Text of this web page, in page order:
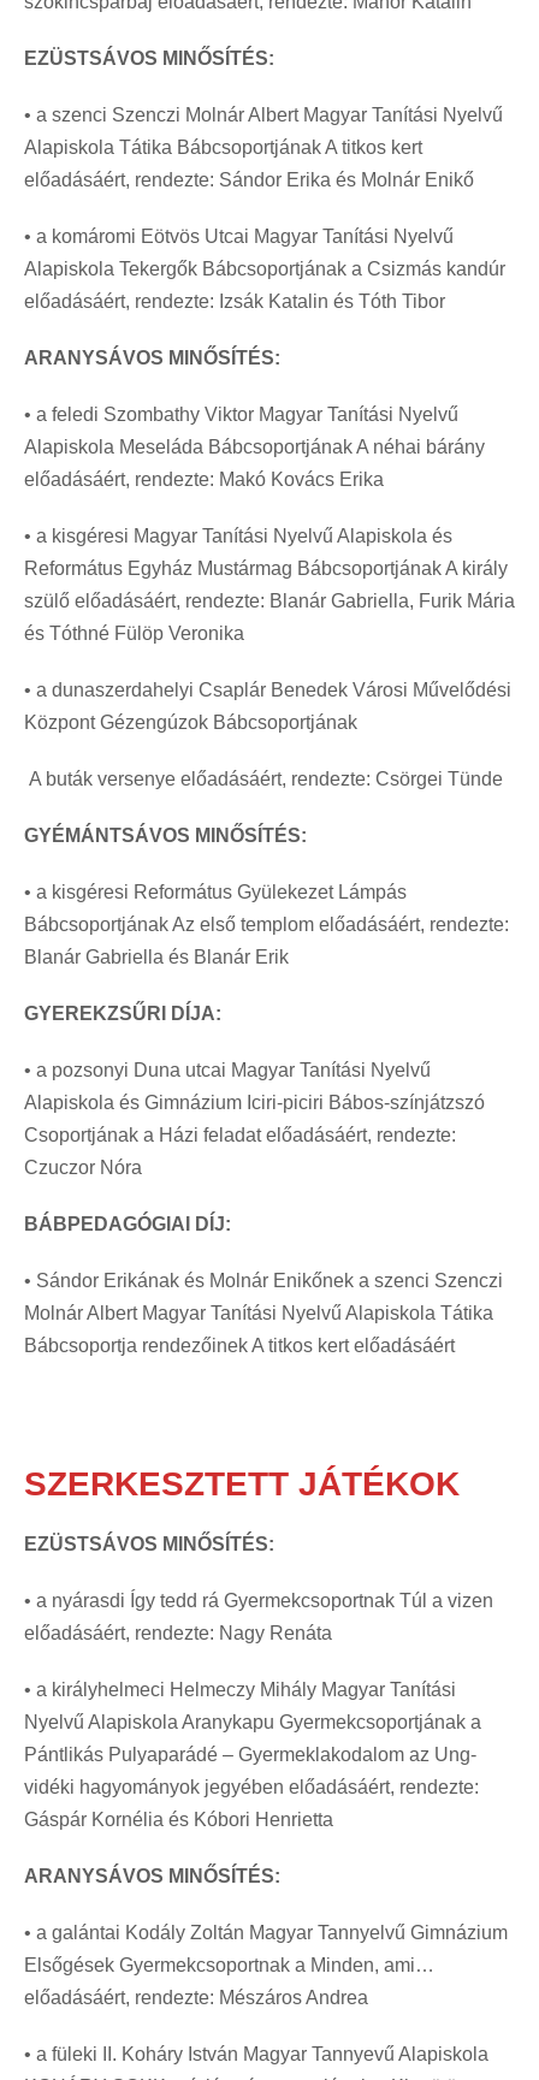
EZÜSTSÁVOS MINŐSÍTÉS:
• a szenci Szenczi Molnár Albert Magyar Tanítási Nyelvű
Alapiskola Tátika Bábcsoportjának A titkos kert
előadásáért, rendezte: Sándor Erika és Molnár Enikő
• a komáromi Eötvös Utcai Magyar Tanítási Nyelvű
Alapiskola Tekergők Bábcsoportjának a Csizmás kandúr
előadásáért, rendezte: Izsák Katalin és Tóth Tibor
ARANYSÁVOS MINŐSÍTÉS:
• a feledi Szombathy Viktor Magyar Tanítási Nyelvű
Alapiskola Meseláda Bábcsoportjának A néhai bárány
előadásáért, rendezte: Makó Kovács Erika
• a kisgéresi Magyar Tanítási Nyelvű Alapiskola és
Református Egyház Mustármag Bábcsoportjának A király
szülő előadásáért, rendezte: Blanár Gabriella, Furik Mária
és Tóthné Fülöp Veronika
• a dunaszerdahelyi Csaplár Benedek Városi Művelődési
Központ Gézengúzok Bábcsoportjának
A buták versenye előadásáért, rendezte: Csörgei Tünde
GYÉMÁNTSÁVOS MINŐSÍTÉS:
• a kisgéresi Református Gyülekezet Lámpás
Bábcsoportjának Az első templom előadásáért, rendezte:
Blanár Gabriella és Blanár Erik
GYEREKZSŰRI DÍJA:
• a pozsonyi Duna utcai Magyar Tanítási Nyelvű
Alapiskola és Gimnázium Iciri-piciri Bábos-színjátzszó
Csoportjának a Házi feladat előadásáért, rendezte:
Czuczor Nóra
BÁBPEDAGÓGIAI DÍJ:
• Sándor Erikának és Molnár Enikőnek a szenci Szenczi
Molnár Albert Magyar Tanítási Nyelvű Alapiskola Tátika
Bábcsoportja rendezőinek A titkos kert előadásáért
SZERKESZTETT JÁTÉKOK
EZÜSTSÁVOS MINŐSÍTÉS:
• a nyárasdi Így tedd rá Gyermekcsoportnak Túl a vizen
előadásáért, rendezte: Nagy Renáta
• a királyhelmeci Helmeczy Mihály Magyar Tanítási
Nyelvű Alapiskola Aranykapu Gyermekcsoportjának a
Pántlikás Pulyaparádé – Gyermeklakodalom az Ung-
vidéki hagyományok jegyében előadásáért, rendezte:
Gáspár Kornélia és Kóbori Henrietta
ARANYSÁVOS MINŐSÍTÉS:
• a galántai Kodály Zoltán Magyar Tannyelvű Gimnázium
Elsőgések Gyermekcsoportnak a Minden, ami…
előadásáért, rendezte: Mészáros Andrea
• a füleki II. Koháry István Magyar Tannyevű Alapiskola